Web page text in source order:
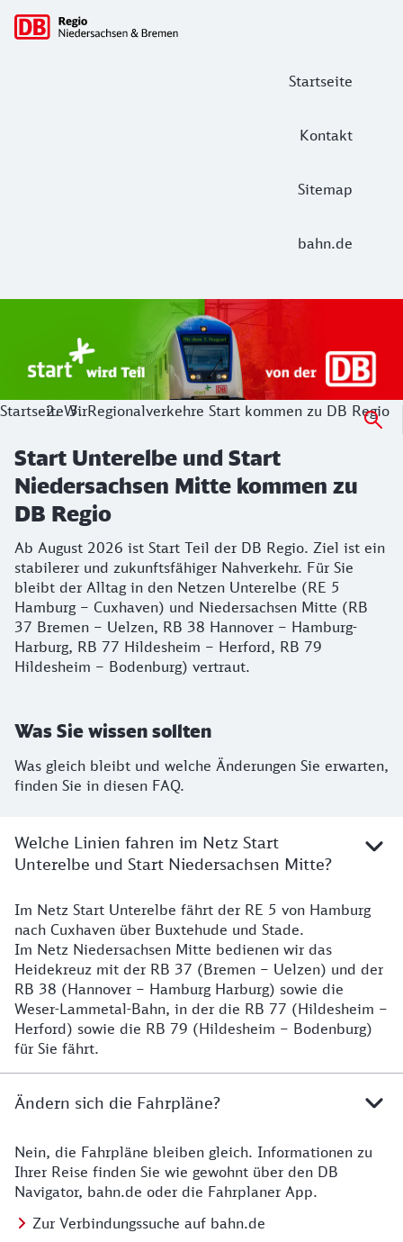
Startseite
Kontakt
Sitemap
bahn.de
Hauptnavigation
Start Unterelbe und Start
Ab August 2026 ist Start Teil der DB Regio. Ziel ist ein
StartseiteWirRegionalverkehre Start kommen zu DB Regio
Start Unterelbe und Start
Niedersachsen Mitte kommen zu
DB Regio
Ab August 2026 ist Start Teil der DB Regio. Ziel ist ein
stabilerer und zukunftsfähiger Nahverkehr. Für Sie
bleibt der Alltag in den Netzen Unterelbe (RE 5
Hamburg – Cuxhaven) und Niedersachsen Mitte (RB
37 Bremen – Uelzen, RB 38 Hannover – Hamburg-
Harburg, RB 77 Hildesheim – Herford, RB 79
Hildesheim – Bodenburg) vertraut.
Was Sie wissen sollten
Was gleich bleibt und welche Änderungen Sie erwarten,
finden Sie in diesen FAQ.
Welche Linien fahren im Netz Start
Unterelbe und Start Niedersachsen Mitte?
Details
Im Netz Start Unterelbe fährt der RE 5 von Hamburg
nach Cuxhaven über Buxtehude und Stade.
Im Netz Niedersachsen Mitte bedienen wir das
Heidekreuz mit der RB 37 (Bremen – Uelzen) und der
RB 38 (Hannover – Hamburg Harburg) sowie die
Weser-Lammetal-Bahn, in der die RB 77 (Hildesheim –
Herford) sowie die RB 79 (Hildesheim – Bodenburg)
für Sie fährt.
Ändern sich die Fahrpläne?
Details zu den Fahrplänen
Nein, die Fahrpläne bleiben gleich. Informationen zu
Ihrer Reise finden Sie wie gewohnt über den DB
Navigator, bahn.de oder die Fahrplaner App.
Zur Verbindungssuche auf bahn.de